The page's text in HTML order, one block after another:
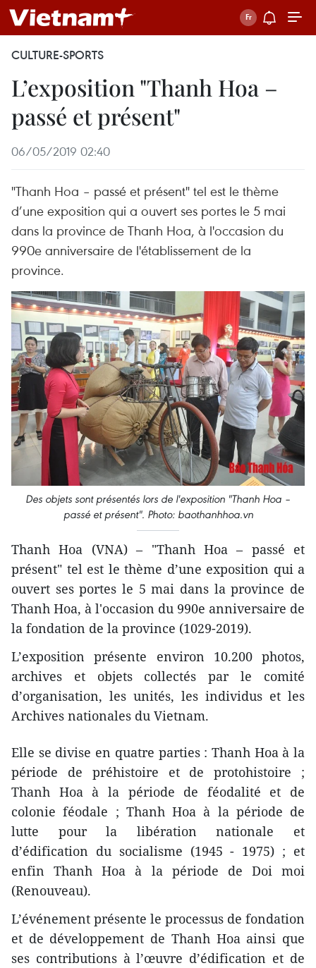
CULTURE-SPORTS
L’exposition "Thanh Hoa –
passé et présent"
06/05/2019 02:40
"Thanh Hoa – passé et présent" tel est le thème
d’une exposition qui a ouvert ses portes le 5 mai
dans la province de Thanh Hoa, à l'occasion du
990e anniversaire de l'établissement de la
province.
Des objets sont présentés lors de l'exposition "Thanh Hoa –
passé et présent". Photo: baothanhhoa.vn
Thanh Hoa (VNA) – "Thanh Hoa – passé et
présent" tel est le thème d’une exposition qui a
ouvert ses portes le 5 mai dans la province de
Thanh Hoa, à l'occasion du 990e anniversaire de
la fondation de la province (1029-2019).
L’exposition présente environ 10.200 photos,
archives et objets collectés par le comité
d’organisation, les unités, les individus et les
Archives nationales du Vietnam.
Elle se divise en quatre parties : Thanh Hoa à la
période de préhistoire et de protohistoire ;
Thanh Hoa à la période de féodalité et de
colonie féodale ; Thanh Hoa à la période de
lutte pour la libération nationale et
d’édification du socialisme (1945 - 1975) ; et
enfin Thanh Hoa à la période de Doi moi
(Renouveau).
L’événement présente le processus de fondation
et de développement de Thanh Hoa ainsi que
ses contributions à l’œuvre d’édification et de